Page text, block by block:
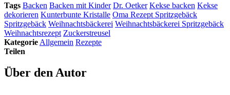
Tags Backen Backen mit Kinder Dr. Oetker Kekse backen Kekse
dekorieren Kunterbunte Kristalle Oma Rezept Spritzgebäck
Spritzgebäck Weihnachtsbäckerei Weihnachtsbäckerei Spritzgebäck
Weihnachtsrezept Zuckerstreusel
Kategorie Allgemein Rezepte
Teilen
Über den Autor